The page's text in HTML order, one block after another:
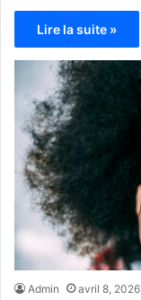
Lire la suite »
Admin avril 8, 2026